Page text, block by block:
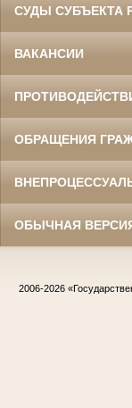
СУДЫ СУБЪЕКТА
ВАКАНСИИ
ОБРАЩЕНИЯ
ОБЫЧНАЯ
2006-2026